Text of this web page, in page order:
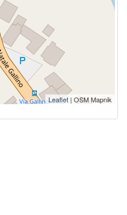
Leaflet | OSM Mapnik